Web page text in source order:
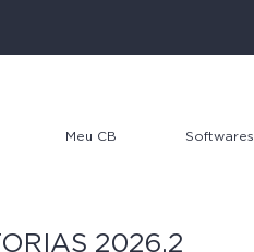
Meu CB
Calendário de vistas de
Softwares
SolidWorks
2026.2